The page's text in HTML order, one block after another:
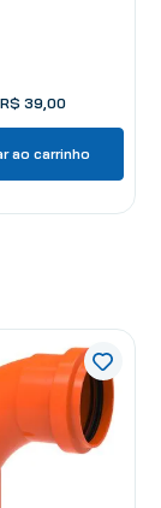
R$ 39 00
ao carrinho